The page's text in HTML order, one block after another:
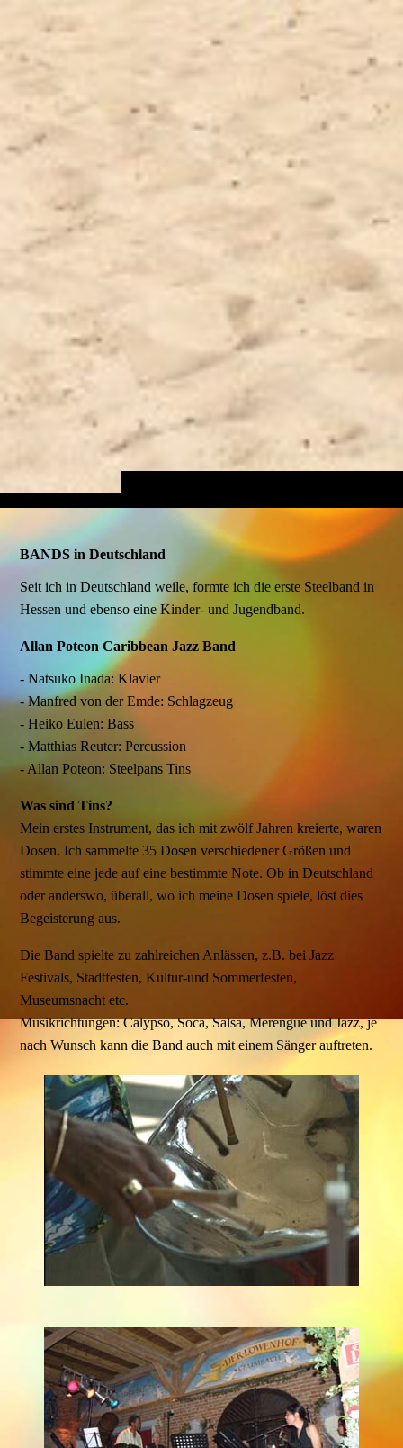
BANDS in Deutschland
Seit ich in Deutschland weile, formte ich die erste Steelband in
Hessen und ebenso eine Kinder- und Jugendband.
Allan Poteon Caribbean Jazz Band
- Natsuko Inada: Klavier
- Manfred von der Emde: Schlagzeug
- Heiko Eulen: Bass
- Matthias Reuter: Percussion
- Allan Poteon: Steelpans Tins
Was sind Tins?
Mein erstes Instrument, das ich mit zwölf Jahren kreierte, waren
Dosen. Ich sammelte 35 Dosen verschiedener Größen und
stimmte eine jede auf eine bestimmte Note. Ob in Deutschland
oder anderswo, überall, wo ich meine Dosen spiele, löst dies
Begeisterung aus.
Die Band spielte zu zahlreichen Anlässen, z.B. bei Jazz
Festivals, Stadtfesten, Kultur-und Sommerfesten,
Museumsnacht etc.
Musikrichtungen: Calypso, Soca, Salsa, Merengue und Jazz, je
nach Wunsch kann die Band auch mit einem Sänger auftreten.